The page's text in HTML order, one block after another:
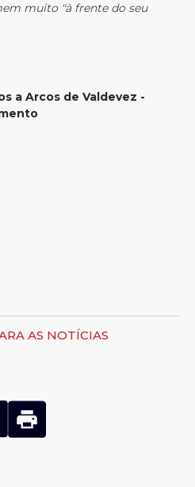
muito "à frente do seu
AS NOTÍCIAS